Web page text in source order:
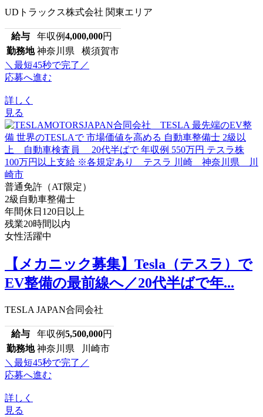
UDトラックス株式会社 関東エリア
給与 年収例4,000,000円
勤務地 神奈川県 横須賀市
＼最短45秒で完了／
応募へ進む
詳しく
見る
普通免許（AT限定）
2級自動車整備士
年間休日120日以上
残業20時間以内
女性活躍中
【メカニック募集】Tesla（テスラ）で
EV整備の最前線へ／20代半ばで年...
TESLA JAPAN合同会社
給与 年収例5,500,000円
勤務地 神奈川県 川崎市
＼最短45秒で完了／
応募へ進む
詳しく
見る